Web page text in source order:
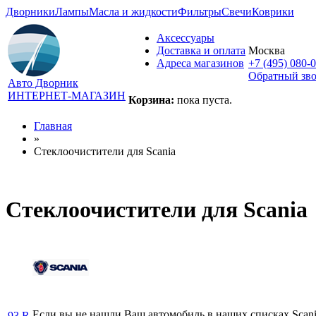
ДворникиЛампыМасла и жидкостиФильтрыСвечиКоврики
Авто Дворник
ИНТЕРНЕТ-МАГАЗИН
Аксессуары
Доставка и оплата
Адреса магазинов
Корзина: пока пуста.
Москва
+7 (495) 080-
Обратный
Главная
»
Стеклоочистители для Scania
Стеклоочистители для Scania